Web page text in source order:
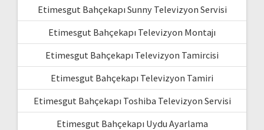
Etimesgut Bahçekapı Sunny Televizyon Servisi
Etimesgut Bahçekapı Televizyon Montajı
Etimesgut Bahçekapı Televizyon Tamircisi
Etimesgut Bahçekapı Televizyon Tamiri
Etimesgut Bahçekapı Toshiba Televizyon Servisi
Etimesgut Bahçekapı Uydu Ayarlama